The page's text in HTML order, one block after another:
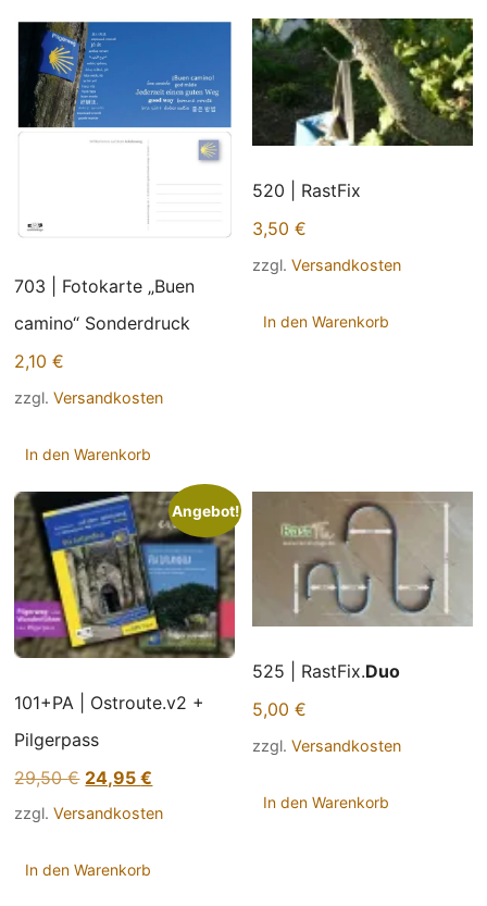
703 | Fotokarte „Buen
camino“ Sonderdruck
2,10€
zzgl.Versandkosten
In den Warenkorb
520 | RastFix
3,50€
zzgl.Versandkosten
In den Warenkorb
Angebot!
101+PA | Ostroute.v2 +
Pilgerpass
29,50€ Ursprünglicher
war:
24,95€
ist:
zzgl.Versandkosten
In den Warenkorb
525 | RastFix.Duo
5,00€
zzgl.Versandkosten
In den Warenkorb